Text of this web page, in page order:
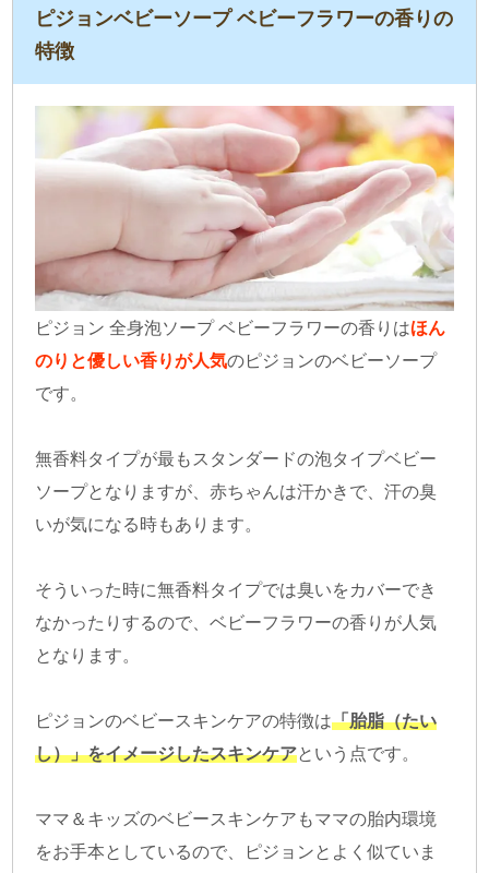
ピジョンベビーソープ ベビーフラワーの香りの
特徴
ピジョン 全身泡ソープ ベビーフラワーの香りはほん
のりと優しい香りが人気のピジョンのベビーソープ
です。
無香料タイプが最もスタンダードの泡タイプベビー
ソープとなりますが、赤ちゃんは汗かきで、汗の臭
いが気になる時もあります。
そういった時に無香料タイプでは臭いをカバーでき
なかったりするので、ベビーフラワーの香りが人気
となります。
ピジョンのベビースキンケアの特徴は「胎脂（たい
し）」をイメージしたスキンケアという点です。
ママ＆キッズのベビースキンケアもママの胎内環境
をお手本としているので、ピジョンとよく似ていま